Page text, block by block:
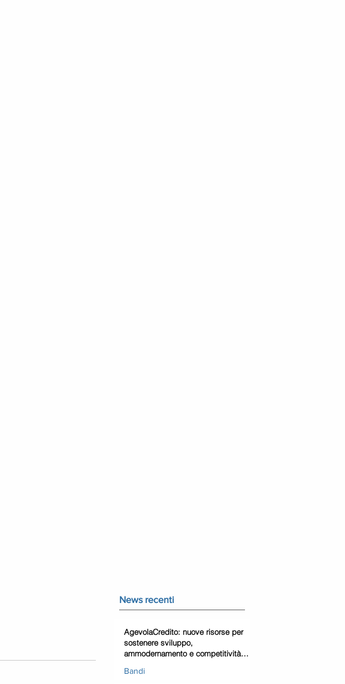
News recenti
AgevolaCredito: nuove risorse per
sostenere sviluppo,
ammodernamento e competitività
Bandi